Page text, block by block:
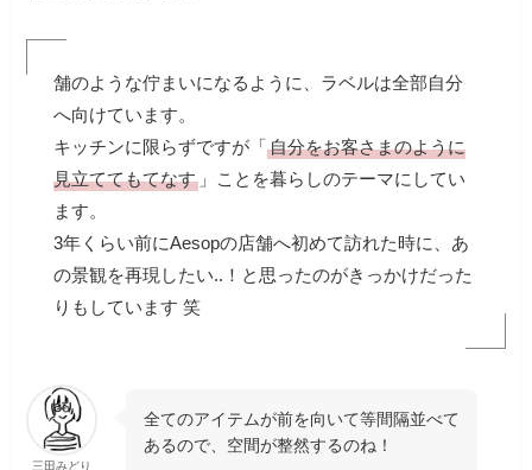
舗のような佇まいになるように、ラベルは全部自分
へ向けています。
キッチンに限らずですが「自分をお客さまのように
見立ててもてなす」ことを暮らしのテーマにしてい
ます。
3年くらい前にAesopの店舗へ初めて訪れた時に、あ
の景観を再現したい..！と思ったのがきっかけだった
りもしています 笑
三田みどり
全てのアイテムが前を向いて等間隔並べて
あるので、空間が整然するのね！